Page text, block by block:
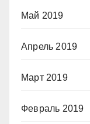
Май 2019
Апрель 2019
Март 2019
Февраль 2019